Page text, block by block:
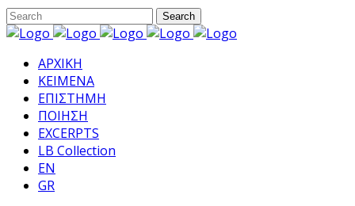
ΑΡΧΙΚΗ
ΚΕΙΜΕΝΑ
ΕΠΙΣΤΗΜΗ
ΠΟΙΗΣΗ
EXCERPTS
LB Collection
EN
GR